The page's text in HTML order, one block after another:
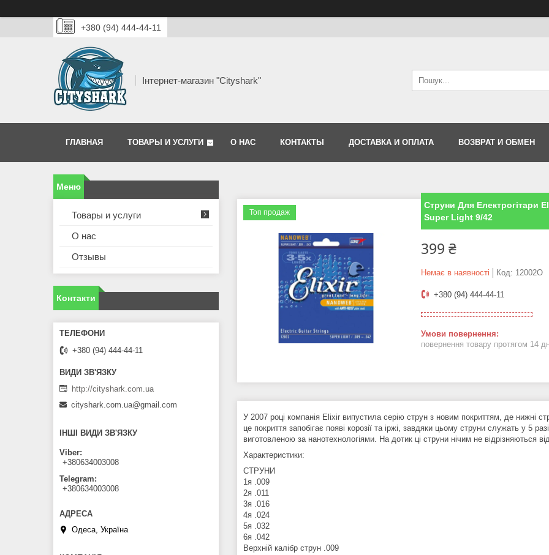
+380 (94) 444-44-11
Інтернет-магазин "Сityshark"
ГЛАВНАЯ ТОВАРЫ И УСЛУГИ О НАС КОНТАКТЫ ДОСТАВКА И ОПЛАТА ВОЗВРАТ И ОБМЕН
Топ продаж
Струни Для Електрогітари
Super Light 9/42
399 ₴
Немає в наявності Код: 12002О
+380 (94) 444-44-11
повернення товару протягом 14
У 2007 році компанія Elixir випустила серію струн з новим покриттям, де нижні
це покриття запобігає появі корозії та іржі, завдяки цьому струни служать у 5
виготовленою за нанотехнологіями. На дотик ці струни нічим не відрізняються
Характеристики:
СТРУНИ
1я .009
2я .011
3я .016
4я .024
5я .032
6я .042
Верхній калібр струн .009
Товары и услуги
О нас
Отзывы
Контакти
+380 (94) 444-44-11
http://cityshark.com.ua
cityshark.com.ua@gmail.com
ІНШІ ВИДИ ЗВ'ЯЗКУ
Viber
+380634003008
Telegram
+380634003008
Одеса, Україна